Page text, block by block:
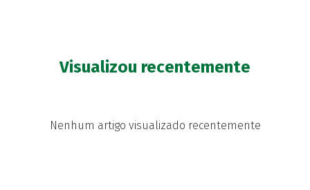
Visualizou recentemente
Nenhum artigo visualizado recentemente